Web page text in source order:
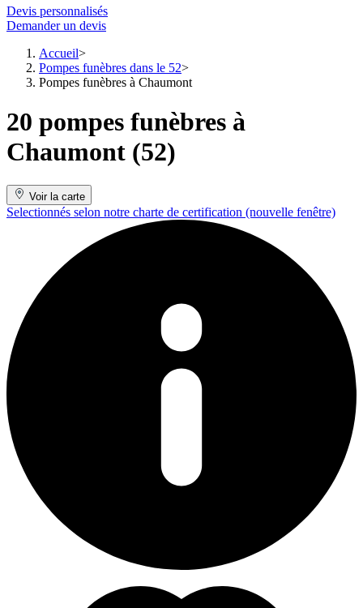
Devis personnalisés
Demander un devis
Accueil
Pompes funèbres dans le 52
Pompes funèbres à Chaumont
20 pompes funèbres à
Chaumont (52)
Voir la carte
Selectionnés selon notre charte de certification (nouvelle fenêtre)